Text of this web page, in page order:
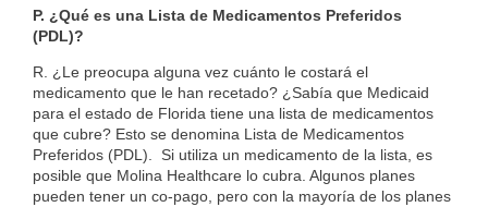
P. ¿Qué es una Lista de Medicamentos Preferidos
(PDL)?
R. ¿Le preocupa alguna vez cuánto le costará el
medicamento que le han recetado? ¿Sabía que Medicaid
para el estado de Florida tiene una lista de medicamentos
que cubre? Esto se denomina Lista de Medicamentos
Preferidos (PDL).
Si utiliza un medicamento de la lista, es
posible que Molina Healthcare lo cubra. Algunos planes
pueden tener un co-pago, pero con la mayoría de los planes